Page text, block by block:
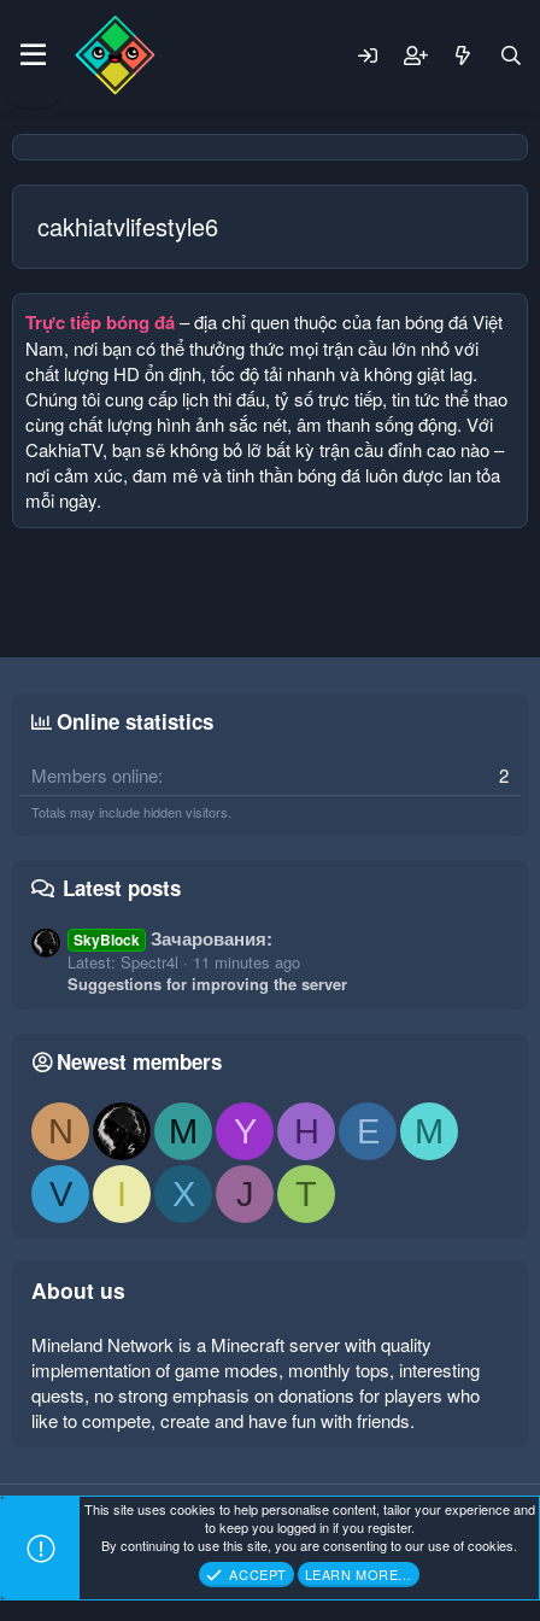
cakhiatvlifestyle6
Trực tiếp bóng đá– địa chỉ quen thuộc của fan bóng đá Việt
Nam, nơi bạn có thể thưởng thức mọi trận cầu lớn nhỏ với
chất lượng HD ổn định, tốc độ tải nhanh và không giật lag.
Chúng tôi cung cấp lịch thi đấu, tỷ số trực tiếp, tin tức thể thao
cùng chất lượng hình ảnh sắc nét, âm thanh sống động. Với
CakhiaTV, bạn sẽ không bỏ lỡ bất kỳ trận cầu đỉnh cao nào –
nơi cảm xúc, đam mê và tinh thần bóng đá luôn được lan tỏa
mỗi ngày.
Online statistics
Members online 2
Totals may include hidden visitors.
Latest posts
SkyBlock Зачарования:
Latest: Spectr4l
11 minutes ago
Suggestions for improving the server
Newest members
N M Y H E
M
V
I X J T
About us
Mineland Network is a Minecraft server with quality
implementation of game modes, monthly tops, interesting
quests, no strong emphasis on donations for players who
like to compete, create and have fun with friends.
Mineland Dark Terms and rules Privacy policy
Help
Home
Mineland Network . All Rights Reserved.
This site uses cookies to help personalise content, tailor your experience and
to keep you logged in if you register.
By continuing to use this site, you are consenting to our use of cookies.
ACCEPT
LEARN MORE…